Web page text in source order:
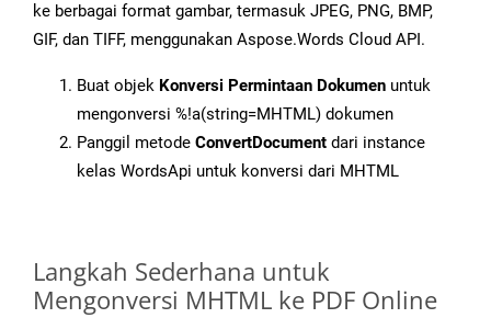
ke berbagai format gambar, termasuk JPEG, PNG, BMP,
GIF, dan TIFF, menggunakan Aspose.Words Cloud API.
Buat objek Konversi Permintaan Dokumen untuk
mengonversi %!a(string=MHTML) dokumen
Panggil metode ConvertDocument dari instance
kelas WordsApi untuk konversi dari MHTML
Langkah Sederhana untuk
Mengonversi MHTML ke PDF Online